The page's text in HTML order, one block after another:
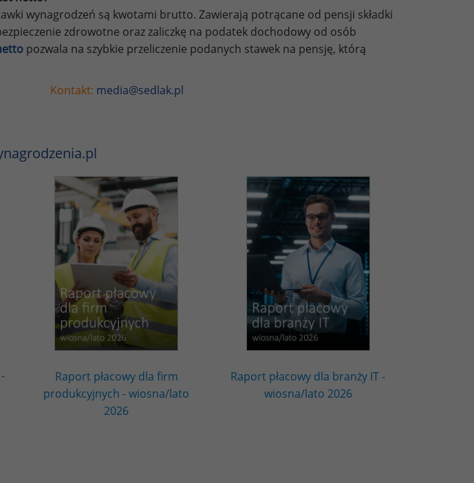
wynagrodzeń są kwotami brutto. Zawierają potrącane od pensji składki
zdrowotne oraz zaliczkę na podatek dochodowy od osób
pozwala na szybkie przeliczenie podanych stawek na pensję, którą
Kontakt: media@sedlak.pl
Raport płacowy dla firm
produkcyjnych - wiosna/lato
2026
Raport płacowy dla branży IT -
wiosna/lato 2026